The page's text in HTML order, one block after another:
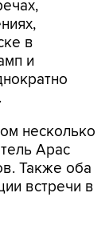
в
и
несколько
Арас
Также оба
встречи в